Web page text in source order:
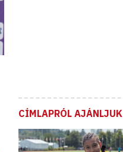
CÍMLAPRÓL AJÁNLJUK